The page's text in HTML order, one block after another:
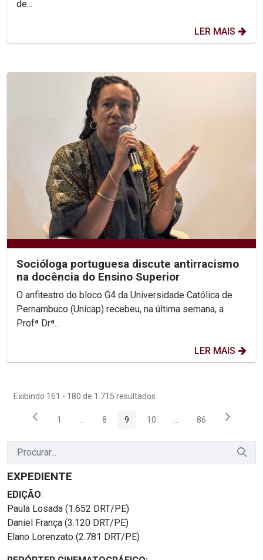
de...
LER MAIS
Socióloga portuguesa discute antirracismo
na docência do Ensino Superior
O anfiteatro do bloco G4 da Universidade Católica de
Pernambuco (Unicap) recebeu, na última semana, a
Profª Drª...
LER MAIS
Exibindo 161 - 180 de 1.715 resultados.
Página
1 Páginas intermediárias Usar ABA para navegar.
Página
8 Página
9 Página
10 PáginasPágina
86
EXPEDIENTE
EDIÇÃO:
Paula Losada (1.652 DRT/PE)
Daniel França (3.120 DRT/PE)
Elano Lorenzato (2.781 DRT/PE)